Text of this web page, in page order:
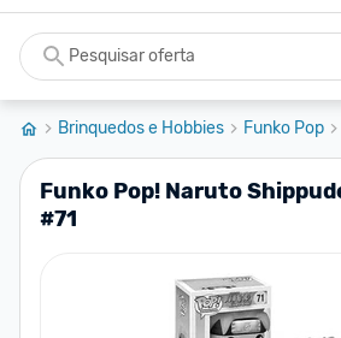
Brinquedos e Hobbies Funko Pop
Funko Pop! Naruto
#71